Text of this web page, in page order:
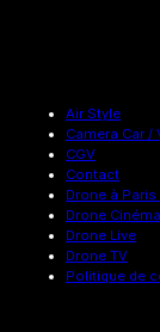
Air Style
Camera Car /
CGV
Contact
Drone à
Drone
Drone Live
Drone TV
Politique de